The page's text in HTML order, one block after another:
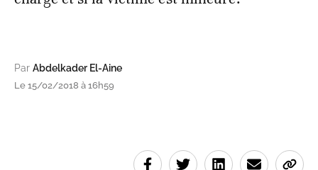
Par Abdelkader El-Aine
Le 15/02/2018 à 16h59